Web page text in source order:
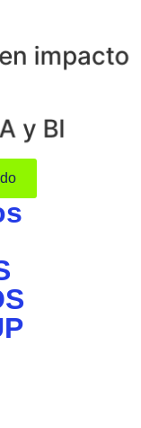
impacto
y BI